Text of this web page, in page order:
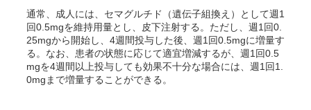
通常、成人には、セマグルチド（遺伝子組換え）として週1
回0.5mgを維持用量とし、皮下注射する。ただし、週1回0.
25mgから開始し、4週間投与した後、週1回0.5mgに増量す
る。なお、患者の状態に応じて適宜増減するが、週1回0.5
mgを4週間以上投与しても効果不十分な場合には、週1回1.
0mgまで増量することができる。